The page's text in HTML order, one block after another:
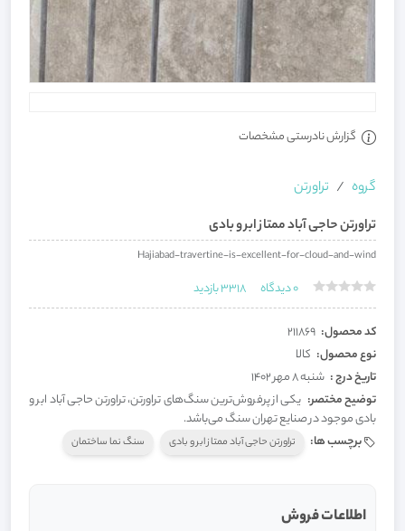
گزارش نادرستی مشخصات
گروه
تراورتن
تراورتن حاجی‌ آباد ممتاز ابر و بادی
Hajiabad-travertine-is-excellent-for-cloud-and-wind
0دیدگاه 3318بازدید
کد محصول: 211869
نوع محصول: کالا
تاریخ درج : شنبه 8 مهر 1402
توضیح مختصر: یکی از پرفروش‌ترین سنگ‌های تراورتن، تراورتن حاجی آباد ابر و
بادی موجود در صنایع تهران سنگ می‌باشد.
برچسب ها:
تراورتن حاجی‌ آباد ممتاز ابر و بادی سنگ نما ساختمان
اطلاعات فروش